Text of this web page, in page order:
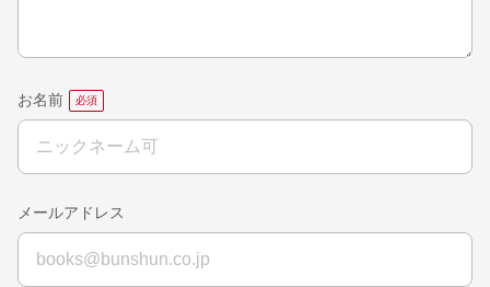
お名前
メールアドレス